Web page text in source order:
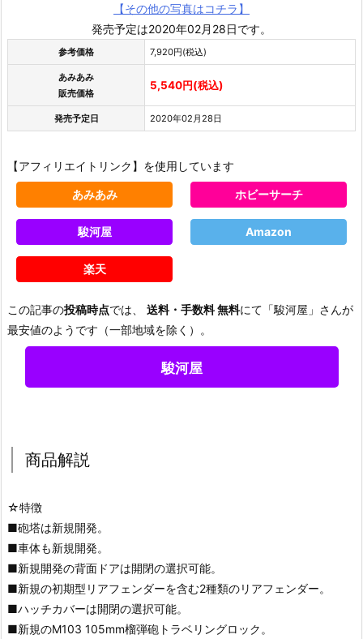
【その他の写真はコチラ】
発売予定は2020年02月28日です。
参考価格 7,920円(税込)
あみあみ
販売価格
5,540円(税込)
発売予定日 2020年02月28日
【アフィリエイトリンク】を使用しています
あみあみ ホビーサーチ
駿河屋 Amazon
楽天
この記事の投稿時点では、 送料・手数料 無料にて「駿河屋」さんが
最安値のようです（一部地域を除く）。
駿河屋
商品解説
☆特徴
■砲塔は新規開発。
■車体も新規開発。
■新規開発の背面ドアは開閉の選択可能。
■新規の初期型リアフェンダーを含む2種類のリアフェンダー。
■ハッチカバーは開閉の選択可能。
■新規のM103 105mm榴弾砲トラベリングロック。